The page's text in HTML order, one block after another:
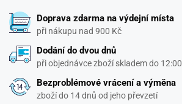
Doprava zdarma na výdejní místa
při nákupu nad 900 Kč
Dodání do dvou dnů
při objednávce zboží skladem do 12:00
Bezproblémové vrácení a výměna
zboží do 14 dnů od jeho převzetí